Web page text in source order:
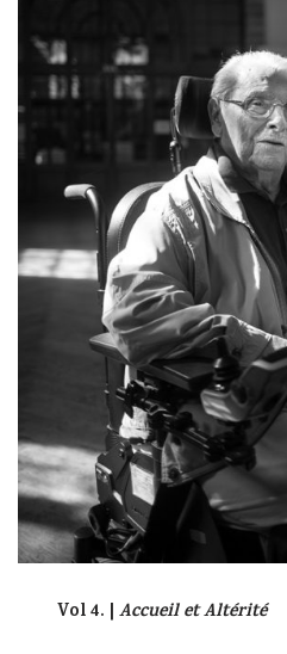
Vol 4. |Accueil et Altérité